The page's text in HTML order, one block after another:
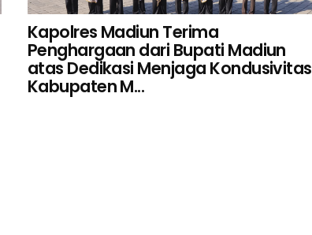
Kapolres Madiun Terima
Penghargaan dari Bupati Madiun
atas Dedikasi Menjaga Kondusivitas
Kabupaten M...